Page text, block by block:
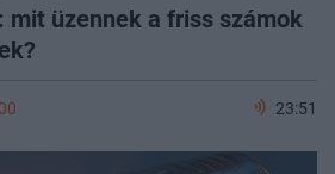
mit üzennek a friss számok
23:51